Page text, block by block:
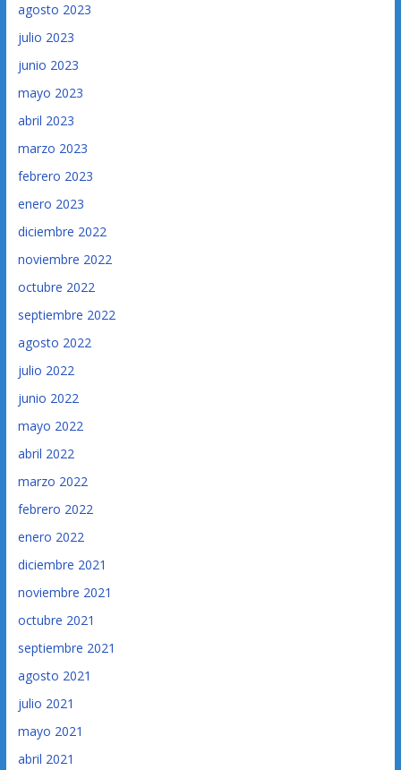
agosto 2023
julio 2023
junio 2023
mayo 2023
abril 2023
marzo 2023
febrero 2023
enero 2023
diciembre 2022
noviembre 2022
octubre 2022
septiembre 2022
agosto 2022
julio 2022
junio 2022
mayo 2022
abril 2022
marzo 2022
febrero 2022
enero 2022
diciembre 2021
noviembre 2021
octubre 2021
septiembre 2021
agosto 2021
julio 2021
mayo 2021
abril 2021